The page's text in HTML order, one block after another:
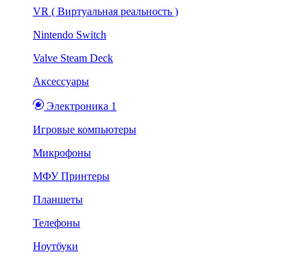
VR ( Виртуальная реальность )
Nintendo Switch
Valve Steam Deck
Аксессуары
Электроника 1
Игровые компьютеры
Микрофоны
МФУ Принтеры
Планшеты
Телефоны
Ноутбуки